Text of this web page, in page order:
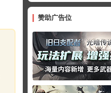
赞助广告位